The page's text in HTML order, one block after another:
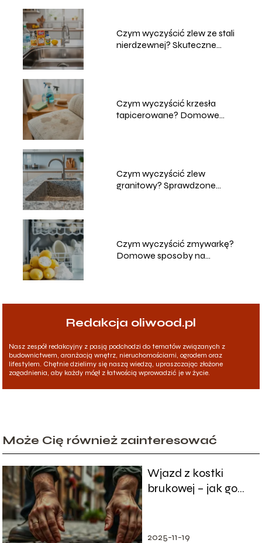
Czym wyczyścić zlew ze stali
nierdzewnej? Skuteczne
Czym wyczyścić krzesła
tapicerowane? Domowe
Czym wyczyścić zlew
granitowy? Sprawdzone
Czym wyczyścić zmywarkę?
Domowe sposoby na
Redakcja oliwood.pl
Nasz zespół redakcyjny z pasją podchodzi do tematów związanych z
budownictwem, aranżacją wnętrz, nieruchomościami, ogrodem oraz
lifestylem. Chętnie dzielimy się naszą wiedzą, upraszczając złożone
zagadnienia, aby każdy mógł z łatwością wprowadzić je w życie.
Może Cię również zainteresować
Wjazd z kostki
brukowej – jak go
2025-11-19